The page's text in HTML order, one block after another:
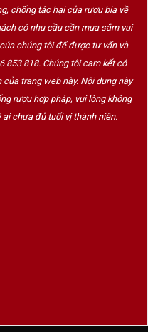
chống tác hại của rượu bia về
có nhu cầu cần mua sắm vui
chúng tôi để được tư vấn và
853 818. Chúng tôi cam kết có
trang web này. Nội dung này
rượu hợp pháp, vui lòng không
chưa đủ tuổi vị thành niên.